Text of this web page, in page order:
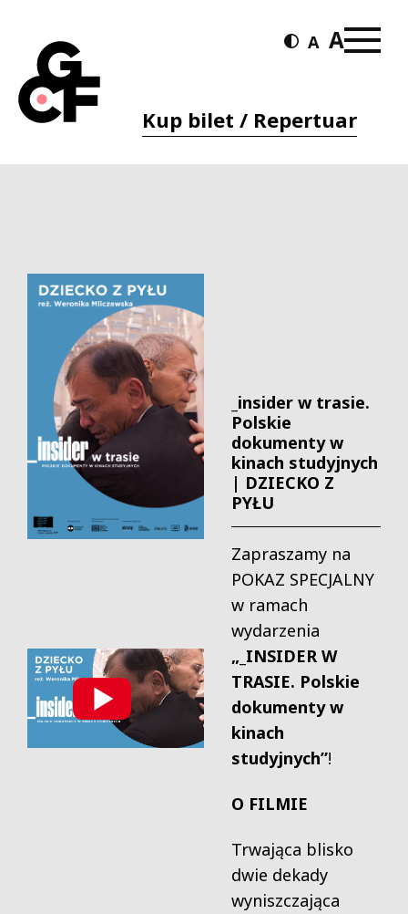
Kup bilet / Repertuar
_insider w trasie.
Polskie
dokumenty w
kinach studyjnych
| DZIECKO Z
PYŁU
Zapraszamy na
POKAZ SPECJALNY
w ramach
wydarzenia
„_INSIDER W
TRASIE. Polskie
dokumenty w
kinach
studyjnych”!
O FILMIE
Trwająca blisko
dwie dekady
wyniszczająca